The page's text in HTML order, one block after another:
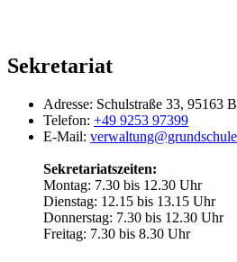
Sekretariat
Adresse: Schulstraße 33, 95163
Telefon: +49 9253 97399
E-Mail:
Sekretariatszeiten:
Montag: 7.30 bis 12.30 Uhr
Dienstag: 12.15 bis 13.15 Uhr
Donnerstag: 7.30 bis 12.30 Uhr
Freitag: 7.30 bis 8.30 Uhr